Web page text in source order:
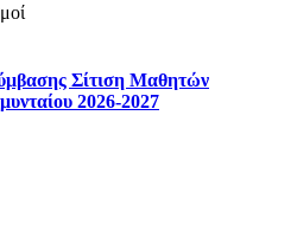
Σίτιση Μαθητών
2026-2027